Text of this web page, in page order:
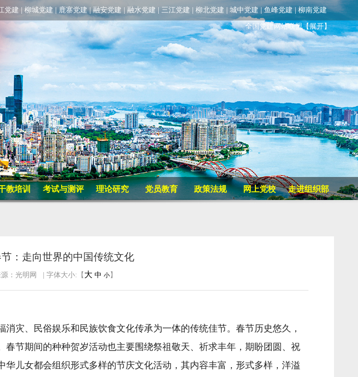
党建 柳城党建 鹿寨党建 | 融安党建 融水党建 三江党建 柳北党建 城中党建 | 鱼峰党建 | 柳南党建
全国党建网站联盟【展开】
教培训 考试与测评 理论研究 党员教育 政策法规 网上党校 走进组织部
节：走向世界的中国传统文化
：光明网 | 字体大小:【 大 中 小 】
、民俗娱乐和民族饮食文化传承为一体的传统佳节。春节历史悠久，
节期间的种种贺岁活动也主要围绕祭祖敬天、祈求丰年，期盼团圆、祝
儿女都会组织形式多样的节庆文化活动，其内容丰富，形式多样，洋溢